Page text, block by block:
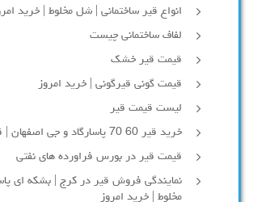
انواع قیر ساختمانی | شل مخلوط | خرید
لفاف ساختمانی چیست
قیمت قیر خشک
قیمت گونی قیرگونی | خرید امروز
لیست قیمت قیر
خرید قیر 60 70 پاسارگاد و جی اصفهان | قیمت امروز
قیمت قیر در بورس فراورده های نفتی
نمایندگی فروش قیر در کرج | بشکه ای
مخلوط | خرید امروز